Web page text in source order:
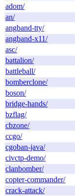
adom/
an/
angband-tty/
angband-x11/
asc/
battalion/
battleball/
bomberclone/
boson/
bridge-hands/
bzflag/
cbzone/
ccgo/
cgoban-java/
civctp-demo/
clanbomber/
copter-commander/
crack-attack/